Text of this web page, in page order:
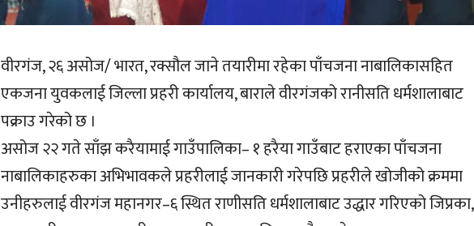
वीरगंज, २६ असोज/ भारत, रक्सौल जाने तयारीमा रहेका पाँचजना नाबालिकासहित
एकजना युवकलाई जिल्ला प्रहरी कार्यालय, बाराले वीरगंजको रानीसति धर्मशालाबाट
पक्राउ गरेको छ ।
असोज २२ गते साँझ करैयामाई गाउँपालिका– १ हरैया गाउँबाट हराएका पाँचजना
नाबालिकाहरुका अभिभावकले प्रहरीलाई जानकारी गरेपछि प्रहरीले खोजीको क्रममा
उनीहरुलाई वीरगंज महानगर–६ स्थित राणीसति धर्मशालाबाट उद्धार गरिएको जिप्रका,